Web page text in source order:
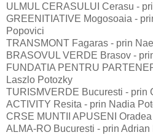
ULMUL CERASULUI Cerasu -
GREENITIATIVE Mogosoaia -
Popovici
TRANSMONT Fagaras - prin
BRASOVUL VERDE Brasov -
FUNDATIA PENTRU
Laszlo Potozky
TURISMVERDE Bucuresti - prin
ACTIVITY Resita - prin Nadia
CRSE MUNTII APUSENI
ALMA-RO Bucuresti - prin Adrian